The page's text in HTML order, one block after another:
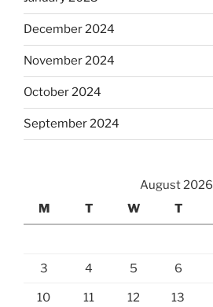
December 2024
November 2024
October 2024
September 2024
August 2026
M
T W T
3 4 5 6
10 11 12 13